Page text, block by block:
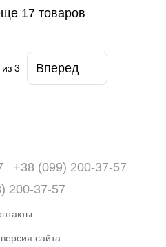
17 товаров
из 3 Вперед
+38 (099) 200-37-57
200-37-57
сайта